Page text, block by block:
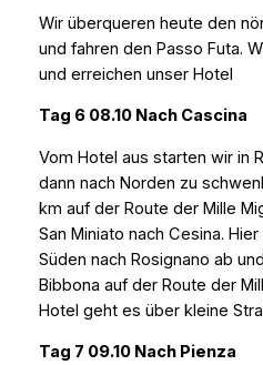
Wir überqueren heute den
und fahren den Passo Futa.
und erreichen unser Hotel
Tag 6 08.10 Nach Cascina
Vom Hotel aus starten wir in
dann nach Norden zu
km auf der Route der Mille
San Miniato nach Cesina.
Süden nach Rosignano ab
Bibbona auf der Route der
Hotel geht es über kleine
Tag 7 09.10 Nach Pienza